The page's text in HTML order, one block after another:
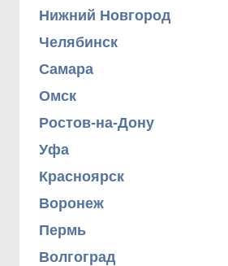
Нижний Новгород
Челябинск
Самара
Омск
Ростов-на-Дону
Уфа
Красноярск
Воронеж
Пермь
Волгоград